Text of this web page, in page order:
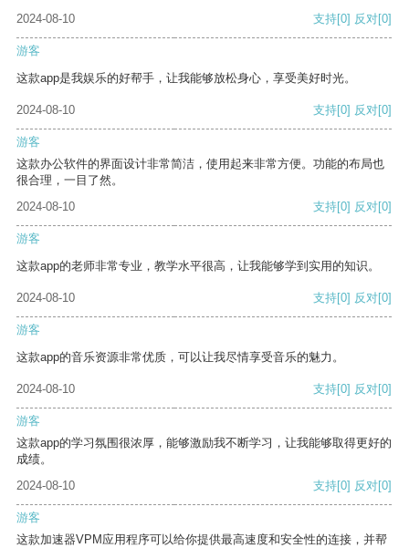
2024-08-10 支持[0] 反对[0]
游客
这款app是我娱乐的好帮手，让我能够放松身心，享受美好时光。
2024-08-10 支持[0] 反对[0]
游客
这款办公软件的界面设计非常简洁，使用起来非常方便。功能的布局也
很合理，一目了然。
2024-08-10
支持[0] 反对[0]
游客
这款app的老师非常专业，教学水平很高，让我能够学到实用的知识。
2024-08-10 支持[0] 反对[0]
游客
这款app的音乐资源非常优质，可以让我尽情享受音乐的魅力。
2024-08-10 支持[0] 反对[0]
游客
这款app的学习氛围很浓厚，能够激励我不断学习，让我能够取得更好的
成绩。
2024-08-10
支持[0] 反对[0]
游客
这款加速器VPM应用程序可以给你提供最高速度和安全性的连接，并帮